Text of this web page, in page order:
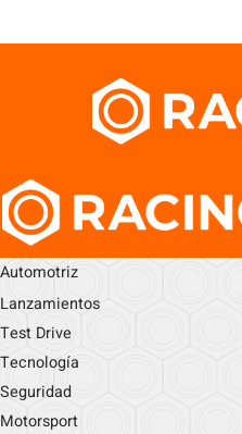
Automotriz
Lanzamientos
Test Drive
Tecnología
Seguridad
Motorsport